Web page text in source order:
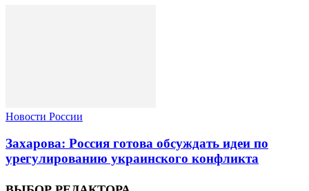
Новости России
Захарова: Россия готова обсуждать идеи по
урегулированию украинского конфликта